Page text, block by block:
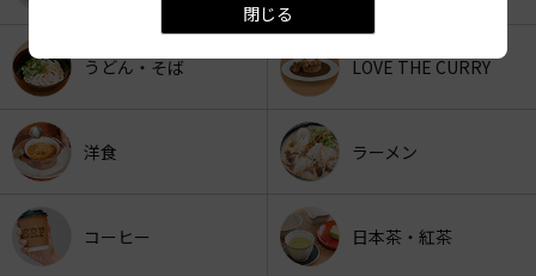
閉じる
うどん・そば LOVE THE CURRY
洋食 ラーメン
コーヒー 日本茶・紅茶